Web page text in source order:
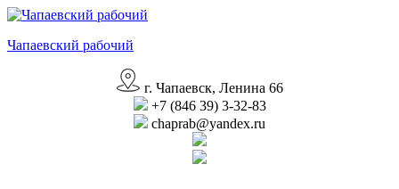
Перейти
содержимому
Чапаевский рабочий
г. Чапаевск, Ленина 66
+7 (846 39) 3-32-83
chaprab@yandex.ru